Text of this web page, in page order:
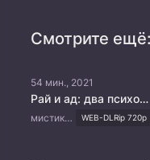
Смотрите ещё:
54 мин., 2021
Рай и ад: два психопата
мистика, комедия, драма, сверхъестественное WEB-DLRip 720p